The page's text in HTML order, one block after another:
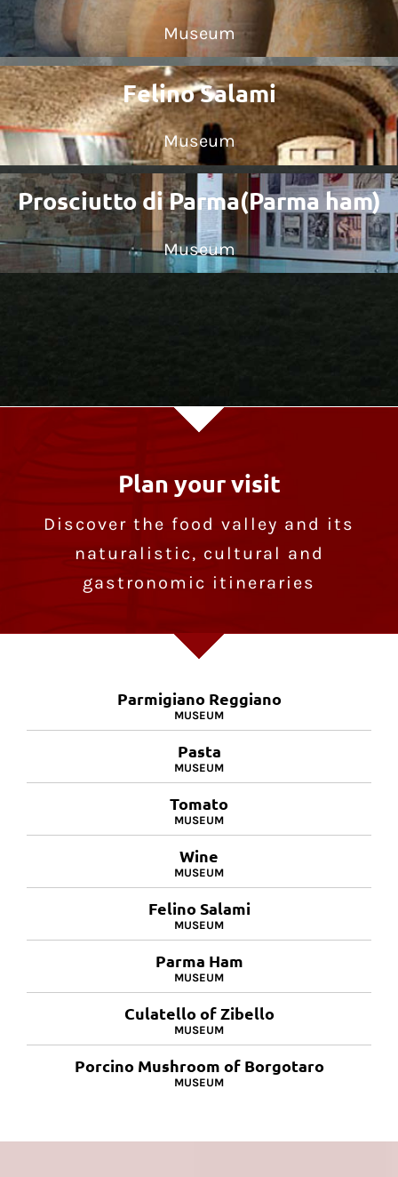
Museum
Felino Salami
Museum
Prosciutto di Parma(Parma ham)
Museum
Plan your visit
Discover the food valley and its
naturalistic, cultural and
gastronomic itineraries
Parmigiano Reggiano
MUSEUM
Pasta
MUSEUM
Tomato
MUSEUM
Wine
MUSEUM
Felino Salami
MUSEUM
Parma Ham
MUSEUM
Culatello of Zibello
MUSEUM
Porcino Mushroom of Borgotaro
MUSEUM